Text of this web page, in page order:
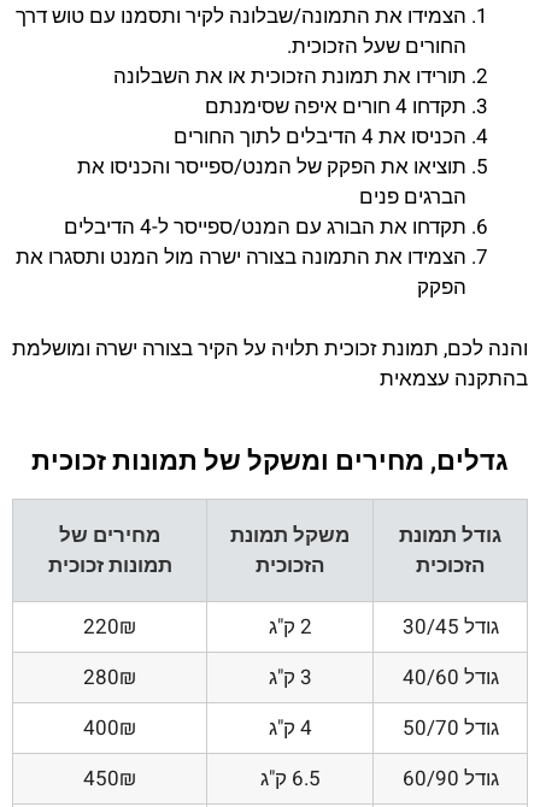
הצמידו את התמונה/שבלונה לקיר ותסמנו עם טוש דרך
החורים שעל הזכוכית.
תורידו את תמונת הזכוכית או את השבלונה
תקדחו 4 חורים איפה שסימנתם
הכניסו את 4 הדיבלים לתוך החורים
תוציאו את הפקק של המנט/ספייסר והכניסו את
הברגים פנים
תקדחו את הבורג עם המנט/ספייסר ל-4 הדיבלים
הצמידו את התמונה בצורה ישרה מול המנט ותסגרו את
הפקק
והנה לכם, תמונת זכוכית תלויה על הקיר בצורה ישרה ומושלמת
בהתקנה עצמאית
גדלים, מחירים ומשקל של תמונות זכוכית
גודל תמונת
הזכוכית
משקל תמונת
הזכוכית
מחירים של
תמונות זכוכית
גודל 30/45 2 ק"ג
220₪
גודל 40/60
3 ק"ג
280₪
גודל 50/70
4 ק"ג
400₪
גודל 60/90
6.5 ק"ג
450₪